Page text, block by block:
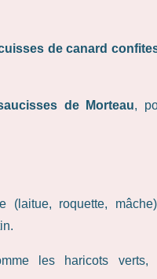
de canard
de Morteau,
(laitue, roquette,
les haricots